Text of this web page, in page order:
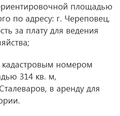
площадью
по адресу: г. Череповец,
за плату для ведения
номером
314 кв. м,
в аренду для